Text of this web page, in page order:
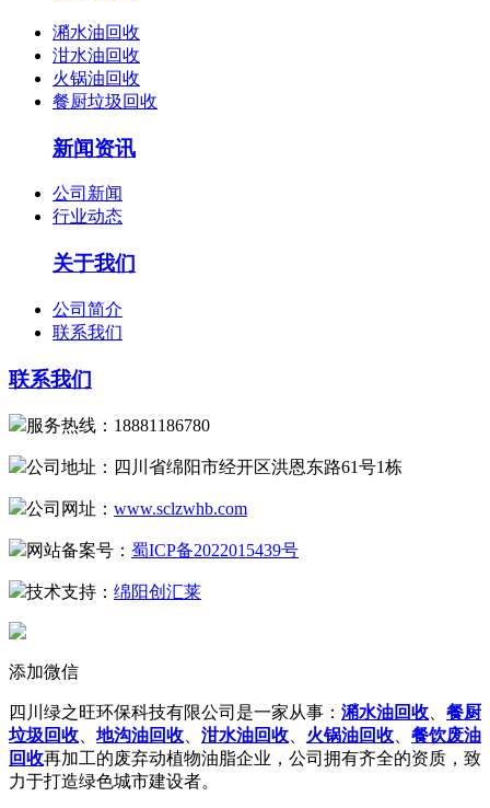
潲水油回收
泔水油回收
火锅油回收
餐厨垃圾回收
新闻资讯
公司新闻
行业动态
关于我们
公司简介
联系我们
联系我们
服务热线：18881186780
公司地址：四川省绵阳市经开区洪恩东路61号1栋
公司网址： www.sclzwhb.com
网站备案号： 蜀ICP备2022015439号
技术支持： 绵阳创汇莱
添加微信
四川绿之旺环保科技有限公司是一家从事： 潲水油回收
餐厨
垃圾回收
地沟油回收 泔水油回收 火锅油回收
餐饮废油
回收再加工的废弃动植物油脂企业，公司拥有齐全的资质，致
力于打造绿色城市建设者。